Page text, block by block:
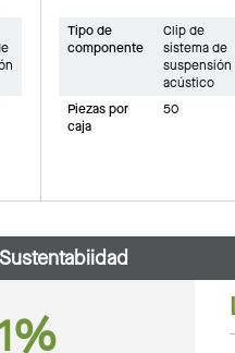
Tipo de
componente
Clip de
sistema de
suspensión
acústico
Piezas por
caja
50